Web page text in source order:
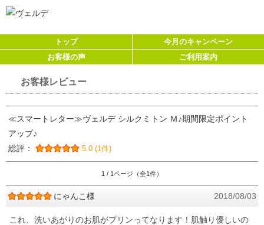
トップ
今月のキャンペーン
お客様の声
ご利用案内
お客様レビュー
≪スマートレター≫ヴェルデ シルクミトン Ｍ♪期間限定ポイント
アップ♪
総評：
5.0 (1件)
1 / 1ページ（全1件）
にゃんこ様 2018/08/03
これ、洗いあがりのお肌がプリンってなります！肌触り優しいの